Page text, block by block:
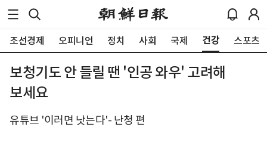
조선경제 오피니언 정치 사회 국제 건강 스포츠
보청기도 안 들릴 땐 '인공 와우' 고려해
보세요
유튜브 '이러면 낫는다'- 난청 편